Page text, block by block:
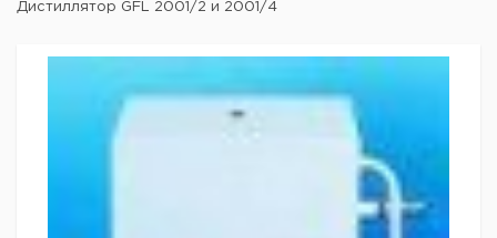
Дистиллятор GFL 2001/2 и 2001/4